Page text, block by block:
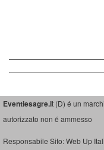
Eventiesagre.it (D) é un
autorizzato non é ammesso
Responsabile Sito: Web Up